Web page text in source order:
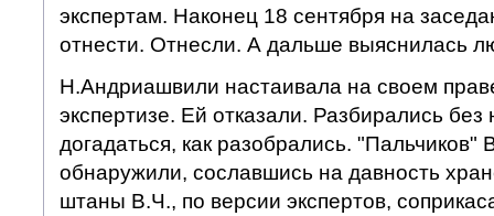
экспертам. Наконец 18 сентября на
отнести. Отнесли. А дальше выяснилась
Н.Андриашвили настаивала на своем
экспертизе. Ей отказали. Разбирались без
догадаться, как разобрались. "Пальчиков"
обнаружили, сославшись на давность
штаны В.Ч., по версии экспертов,